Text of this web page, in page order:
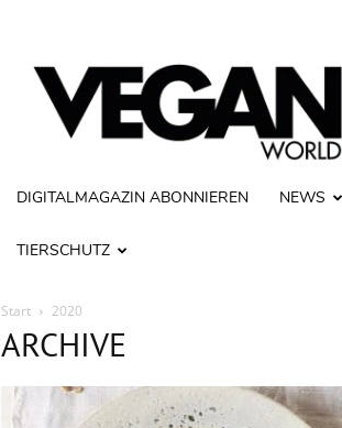
Vegan
World
DIGITALMAGAZIN ABONNIEREN NEWS
TIERSCHUTZ
Start 2020
ARCHIVE